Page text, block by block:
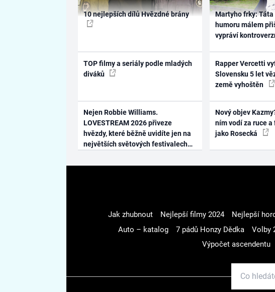
10 nejlepších dílů Hvězdné brány
TOP filmy a seriály podle mladých
diváků
Nejen Robbie Williams.
LOVESTREAM 2026 přiveze
hvězdy, které běžně uvidíte jen na
největších světových festivalech
Martyho frky:
humoru málem
vypráví
Rapper Vercetti
Slovensku 5 let
země vyhoštěn
Nový objev
ním vodí za ruce
jako Rosecká
Jak zhubnout Nejlepší filmy 2024 Nejlepší
Auto – katalog
7 pádů Honzy Dědka Volby
Výpočet ascendentu